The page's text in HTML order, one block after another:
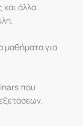
και άλλα
μαθήματα για
που